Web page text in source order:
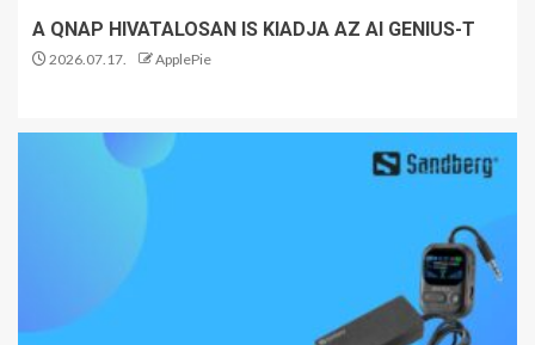
A QNAP HIVATALOSAN IS KIADJA AZ AI GENIUS-T
2026.07.17. ApplePie